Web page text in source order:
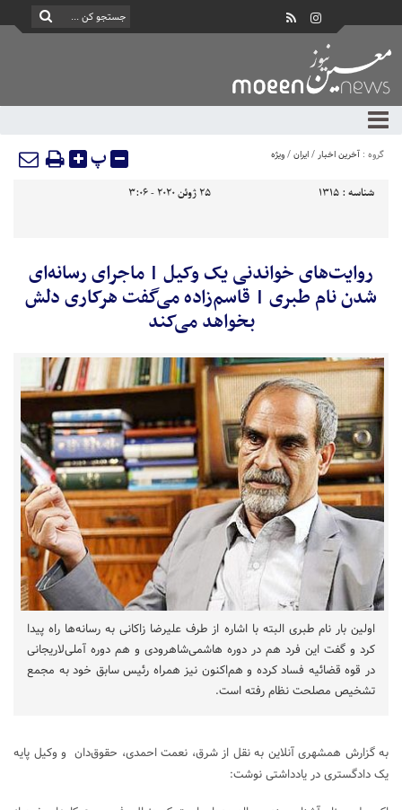
گروه : آخرین اخبار/ایران/ویژه پ
شناسه : 1315 25 ژوئن 2020 - 3:06
روایت‌های خواندنی یک وکیل | ماجرای رسانه‌ای
شدن نام طبری | قاسم‌زاده می‌گفت هرکاری دلش
بخواهد می‌کند
اولین بار نام طبری البته با اشاره از طرف علیرضا زاکانی به رسانه‌ها راه پیدا
کرد و گفت این فرد هم در دوره هاشمی‌شاهرودی و هم دوره آملی‌لاریجانی
در قوه قضائیه فساد کرده و هم‌اکنون نیز همراه رئیس سابق خود به مجمع
تشخیص مصلحت نظام رفته است.
به گزارش همشهری آنلاین به نقل از شرق، نعمت احمدی، حقوق‌دان و وکیل پایه
یک دادگستری در یادداشتی نوشت: